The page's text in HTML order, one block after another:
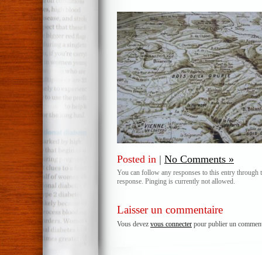
Posted in | No Comments »
You can follow any responses to this entry through
response. Pinging is currently not allowed.
Laisser un commentaire
Vous devez vous connecter pour publier un